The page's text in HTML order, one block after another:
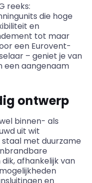
reeks:
die hoge
en
tot maar
een Eurovent-
– geniet je van
een aangenaam
ontwerp
binnen- als
uit wit
met duurzame
afhankelijk van